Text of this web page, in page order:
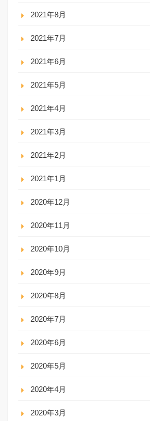
2021年8月
2021年7月
2021年6月
2021年5月
2021年4月
2021年3月
2021年2月
2021年1月
2020年12月
2020年11月
2020年10月
2020年9月
2020年8月
2020年7月
2020年6月
2020年5月
2020年4月
2020年3月